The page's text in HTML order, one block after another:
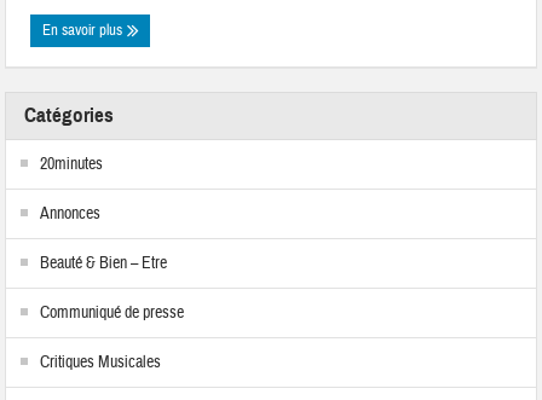
En savoir plus
Catégories
20minutes
Annonces
Beauté & Bien – Etre
Communiqué de presse
Critiques Musicales